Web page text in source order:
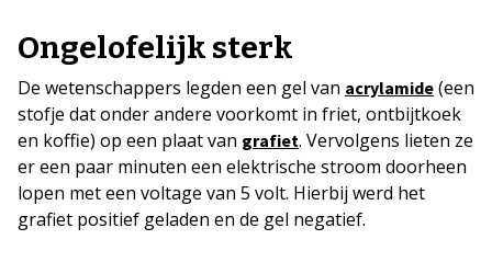
Ongelofelijk sterk
De wetenschappers legden een gel van acrylamide (een
stofje dat onder andere voorkomt in friet, ontbijtkoek
en koffie) op een plaat van grafiet. Vervolgens lieten ze
er een paar minuten een elektrische stroom doorheen
lopen met een voltage van 5 volt. Hierbij werd het
grafiet positief geladen en de gel negatief.